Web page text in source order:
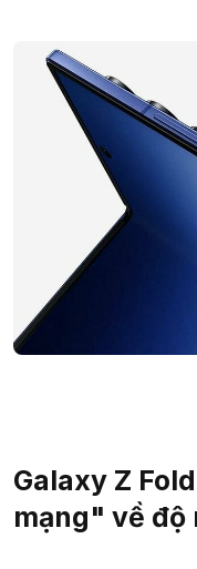
Galaxy Z
mạng" về độ